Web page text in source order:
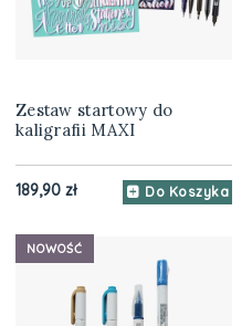
Zestaw startowy do
kaligrafii MAXI
189,90 zł Do Koszyka
NOWOŚĆ